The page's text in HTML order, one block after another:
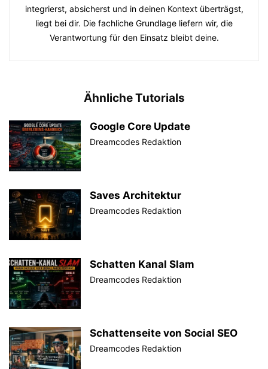
integrierst, absicherst und in deinen Kontext überträgst,
liegt bei dir. Die fachliche Grundlage liefern wir, die
Verantwortung für den Einsatz bleibt deine.
Ähnliche Tutorials
Google Core Update
Dreamcodes Redaktion
Saves Architektur
Dreamcodes Redaktion
Schatten Kanal Slam
Dreamcodes Redaktion
Schattenseite von Social SEO
Dreamcodes Redaktion